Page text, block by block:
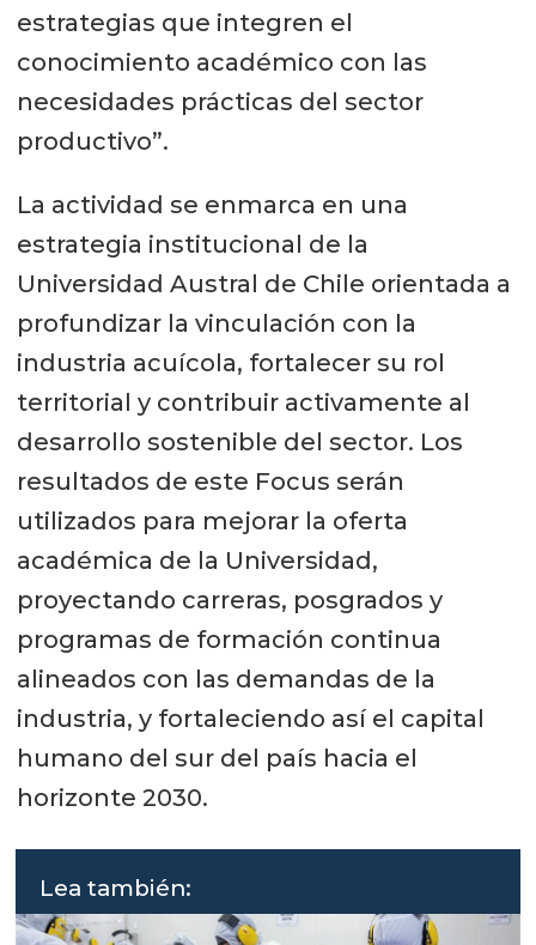
estrategias que integren el
conocimiento académico con las
necesidades prácticas del sector
productivo”.
La actividad se enmarca en una
estrategia institucional de la
Universidad Austral de Chile orientada a
profundizar la vinculación con la
industria acuícola, fortalecer su rol
territorial y contribuir activamente al
desarrollo sostenible del sector. Los
resultados de este Focus serán
utilizados para mejorar la oferta
académica de la Universidad,
proyectando carreras, posgrados y
programas de formación continua
alineados con las demandas de la
industria, y fortaleciendo así el capital
humano del sur del país hacia el
horizonte 2030.
Lea también: